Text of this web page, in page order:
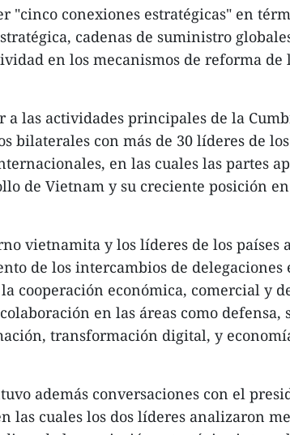
"cinco conexiones estratégicas" en
cadenas de suministro
en los mecanismos de reforma de
a las actividades principales de la
bilaterales con más de 30 líderes de
en las cuales las partes
de Vietnam y su creciente posición
vietnamita y los líderes de los países
de los intercambios de delegaciones
cooperación económica, comercial y
en las áreas como defensa,
transformación digital, y
además conversaciones con el
las cuales los dos líderes analizaron